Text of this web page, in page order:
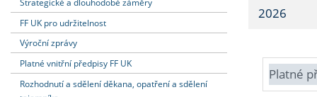
Fakultní
FF UK pro udržitelnost
Výroční zprávy
Platné vnitřní předpisy FF UK
Rozhodnutí a sdělení děkana, opatření a sdělení
2026
Platné